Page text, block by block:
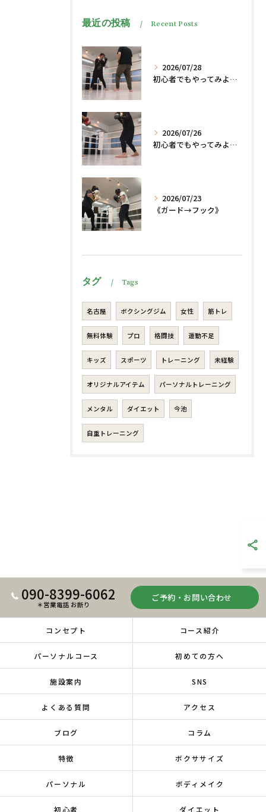
最近の投稿 Recent Posts
2026/07/28
初心者でもやってみよう、格闘技でダイエット脂肪燃焼🔥
2026/07/26
初心者でもやってみよう、格闘技でダイエット、脂肪燃焼🔥
2026/07/23
《ガード→フック》
タグ Tags
名古屋 ボクシングジム 女性 筋トレ
無料体験 プロ 格闘技 運動不足
キッズ スポーツ トレーニング 未経験
オリジナルアイテム パーソナルトレーニング
メンタル ダイエット 今池
自重トレーニング
090-8399-6062
＊営業電話 お断り
ご予約・お問い合わせ
コンセプト コース紹介
パーソナルコース 初めての方へ
施設案内 SNS
よくある質問 アクセス
ブログ コラム
特徴 ボクササイズ
パーソナル ボディメイク
初心者 ダイエット